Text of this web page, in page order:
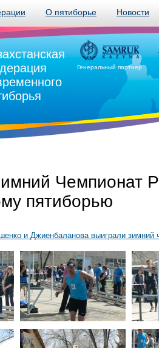
О пятиборье Новости
Генеральный партнер
Чемпионат
пятиборью
и Джиенбаланова выиграли зимний